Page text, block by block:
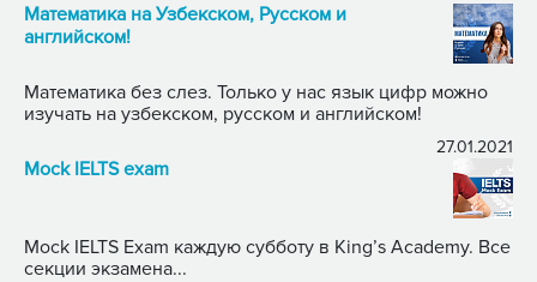
Математика на Узбекском, Русском и
английском!
Математика без слез. Только у нас язык цифр можно
изучать на узбекском, русском и английском!
27.01.2021
Mock IELTS exam
Mock IELTS Exam каждую субботу в King’s Academy. Все
секции экзамена...